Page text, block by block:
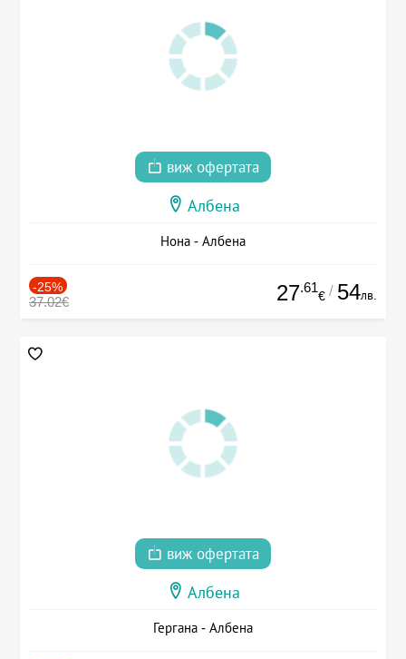
виж офертата
Албена
Нона - Албена
-25%
37.02€ 27.61
€ / 54лв.
виж офертата
Албена
Гергана - Албена